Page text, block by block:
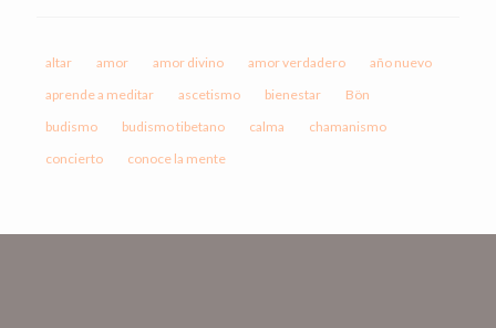
altar amor amor divino amor verdadero
año nuevo
aprende a meditar
ascetismo bienestar
Bön
budismo
budismo tibetano calma
chamanismo
concierto
conoce la mente